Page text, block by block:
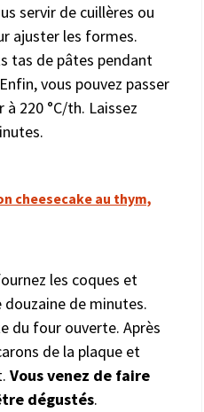
servir de cuillères ou
ajuster les formes.
tas de pâtes pendant
vous pouvez passer
220 °C/th. Laissez
cheesecake au thym,
les coques et
douzaine de minutes.
du four ouverte. Après
de la plaque et
Vous venez de faire
dégustés.